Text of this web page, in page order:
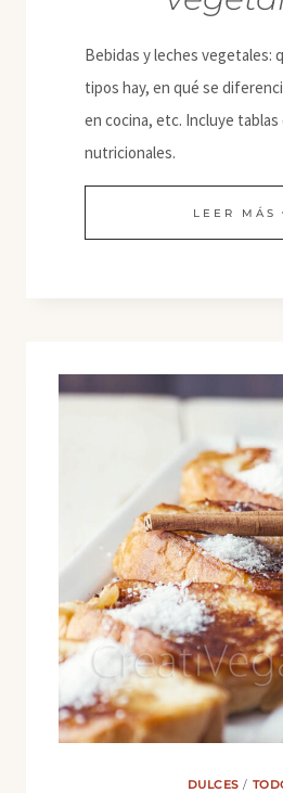
Bebidas y leches vegetales:
tipos hay, en qué se
en cocina, etc. Incluye tablas
nutricionales.
LEER MÁS
DULCES /